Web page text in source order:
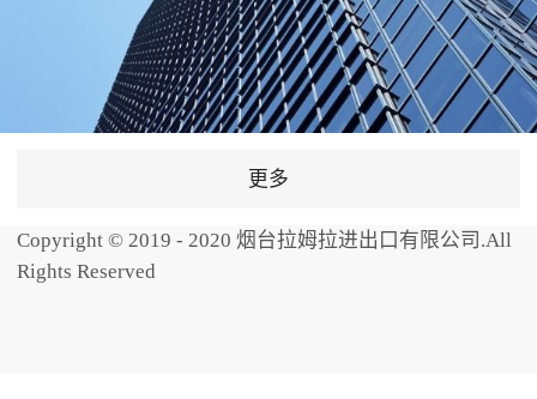
更多
Copyright © 2019 - 2020 烟台拉姆拉进出口有限公司.All
Rights Reserved